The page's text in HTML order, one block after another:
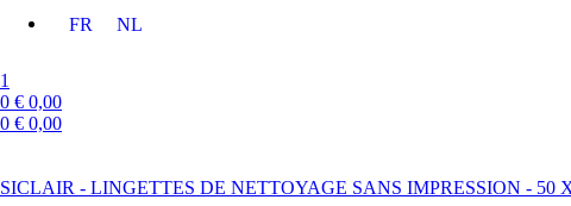
FR
NL
1
0 € 0,00
0 € 0,00
SICLAIR - LINGETTES DE NETTOYAGE SANS IMPRESSION - 50